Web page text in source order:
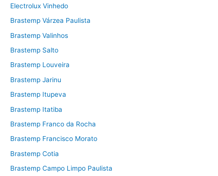
Electrolux Vinhedo
Brastemp Várzea Paulista
Brastemp Valinhos
Brastemp Salto
Brastemp Louveira
Brastemp Jarinu
Brastemp Itupeva
Brastemp Itatiba
Brastemp Franco da Rocha
Brastemp Francisco Morato
Brastemp Cotia
Brastemp Campo Limpo Paulista